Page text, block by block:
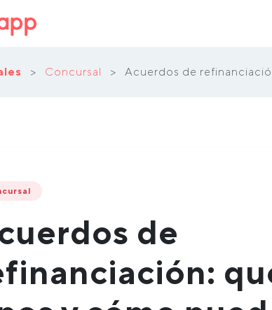
> Concursal > Acuerdos de
de